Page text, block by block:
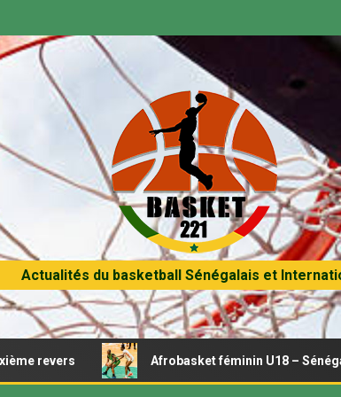
Actualités du basketball Sénégalais et
Afrobasket féminin U18 – Sénégal /